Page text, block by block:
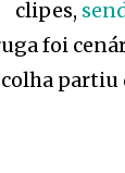
clipes,
foi